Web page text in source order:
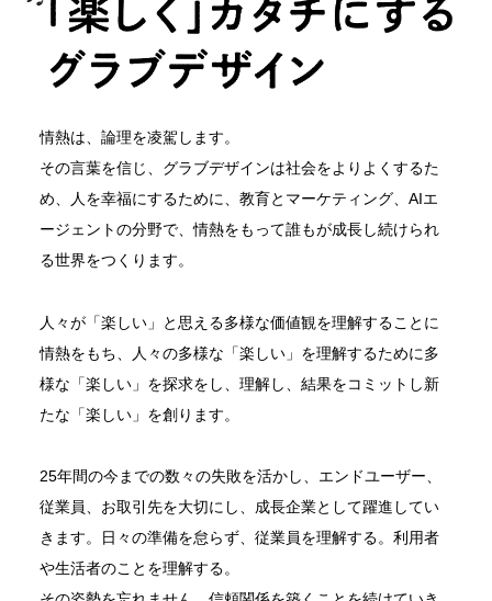
情熱は、論理を凌駕します。
その言葉を信じ、グラブデザインは社会をよりよくするた
め、人を幸福にするために、教育とマーケティング、AIエ
ージェントの分野で、情熱をもって誰もが成長し続けられ
る世界をつくります。
人々が「楽しい」と思える多様な価値観を理解することに
情熱をもち、人々の多様な「楽しい」を理解するために多
様な「楽しい」を探求をし、理解し、結果をコミットし新
たな「楽しい」を創ります。
25年間の今までの数々の失敗を活かし、エンドユーザー、
従業員、お取引先を大切にし、成長企業として躍進してい
きます。日々の準備を怠らず、従業員を理解する。利用者
や生活者のことを理解する。